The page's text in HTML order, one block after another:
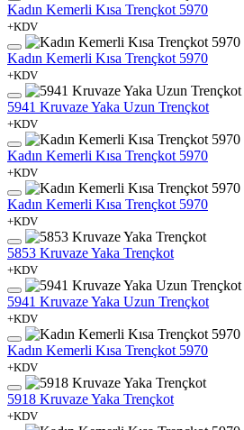
Kadın Kemerli Kısa Trençkot 5970
+KDV
Kadın Kemerli Kısa Trençkot 5970
+KDV
5941 Kruvaze Yaka Uzun Trençkot
+KDV
Kadın Kemerli Kısa Trençkot 5970
+KDV
Kadın Kemerli Kısa Trençkot 5970
+KDV
5853 Kruvaze Yaka Trençkot
+KDV
5941 Kruvaze Yaka Uzun Trençkot
+KDV
Kadın Kemerli Kısa Trençkot 5970
+KDV
5918 Kruvaze Yaka Trençkot
+KDV